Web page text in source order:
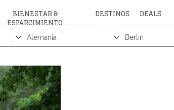
BIENESTAR &
ESPARCIMIENTO
DESTINOS DEALS